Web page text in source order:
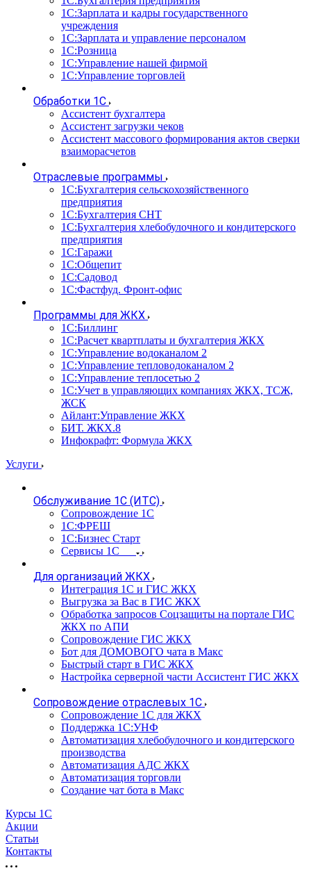
1С:Зарплата и кадры государственного
учреждения
1С:Зарплата и управление персоналом
1С:Розница
1С:Управление нашей фирмой
1С:Управление торговлей
Обработки 1С
Ассистент бухгалтера
Ассистент загрузки чеков
Ассистент массового формирования актов сверки
взаиморасчетов
Отраслевые программы
1С:Бухгалтерия сельскохозяйственного
предприятия
1С:Бухгалтерия СНТ
1С:Бухгалтерия хлебобулочного и кондитерского
предприятия
1С:Гаражи
1С:Общепит
1С:Садовод
1С:Фастфуд. Фронт-офис
Программы для ЖКХ
1С:Биллинг
1С:Расчет квартплаты и бухгалтерия ЖКХ
1С:Управление водоканалом 2
1С:Управление тепловодоканалом 2
1С:Управление теплосетью 2
1С:Учет в управляющих компаниях ЖКХ, ТСЖ,
ЖСК
Айлант:Управление ЖКХ
БИТ. ЖКХ.8
Инфокрафт: Формула ЖКХ
Услуги
Обслуживание 1С (ИТС)
Сопровождение 1С
1С:ФРЕШ
1С:Бизнес Старт
Сервисы 1С
Для организаций ЖКХ
Интеграция 1С и ГИС ЖКХ
Выгрузка за Вас в ГИС ЖКХ
Обработка запросов Соцзащиты на портале ГИС
ЖКХ по АПИ
Сопровождение ГИС ЖКХ
Бот для ДОМОВОГО чата в Макс
Быстрый старт в ГИС ЖКХ
Настройка серверной части Ассистент ГИС ЖКХ
Сопровождение отраслевых 1С
Сопровождение 1С для ЖКХ
Поддержка 1С:УНФ
Автоматизация хлебобулочного и кондитерского
производства
Автоматизация АДС ЖКХ
Автоматизация торговли
Создание чат бота в Макс
Курсы 1С
Акции
Статьи
Контакты